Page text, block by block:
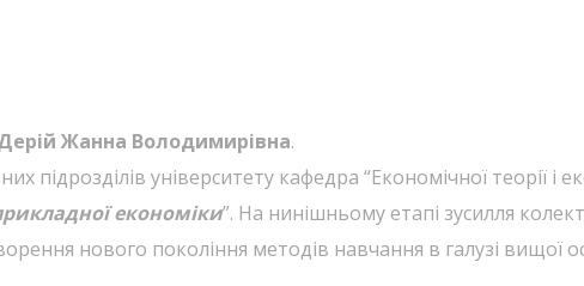
Жанна Володимирівна.
підрозділів університету кафедра “Економічної теорії
економіки”. На нинішньому етапі зусилля
нового покоління методів навчання в галузі вищої